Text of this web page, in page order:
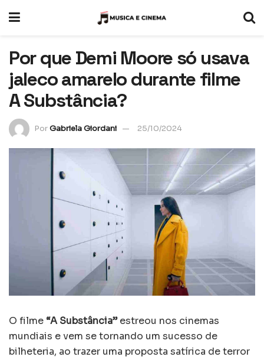
Por que Demi Moore só usava
jaleco amarelo durante filme
A Substância?
PorGabriela Giordani 25/10/2024
O filme “A Substância”estreou nos cinemas
mundiais e vem se tornando um sucesso de
bilheteria, ao trazer uma proposta satírica de terror